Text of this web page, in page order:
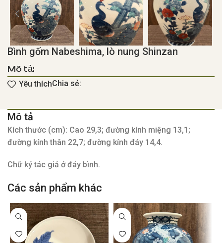
Bình gốm Nabeshima, lò nung Shinzan
Mô tả:
Yêu thíchChia sẻ:
Mô tả
Kích thước (cm): Cao 29,3; đường kính miệng 13,1;
đường kính thân 22,7; đường kính đáy 14,4.
Chữ ký tác giả ở đáy bình.
Các sản phẩm khác